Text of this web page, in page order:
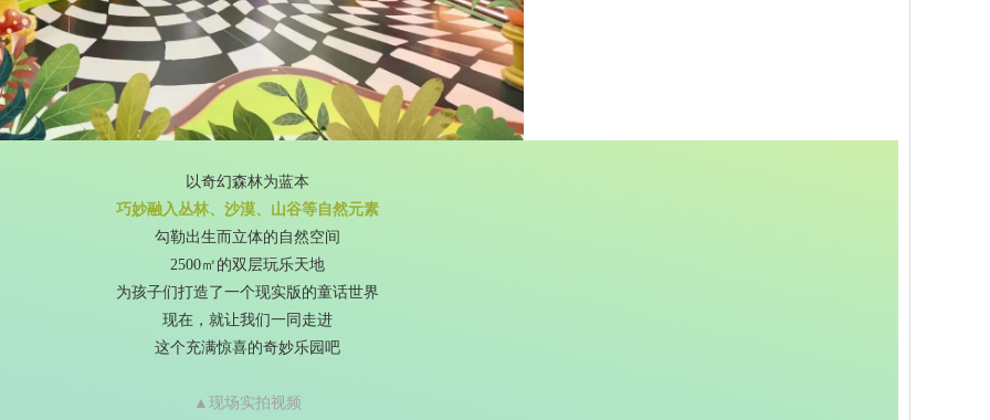
以奇幻森林为蓝本
巧妙融入丛林、沙漠、山谷等自然元素
勾勒出生而立体的自然空间
2500㎡的双层玩乐天地
为孩子们打造了一个现实版的童话世界
现在，就让我们一同走进
这个充满惊喜的奇妙乐园吧
▲现场实拍视频